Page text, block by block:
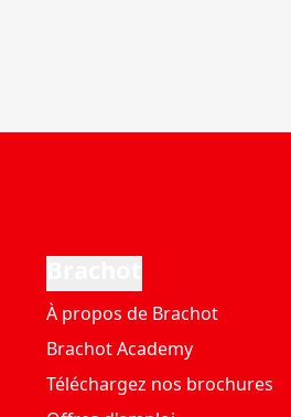
À propos de Brachot
Brachot Academy
Téléchargez nos brochures